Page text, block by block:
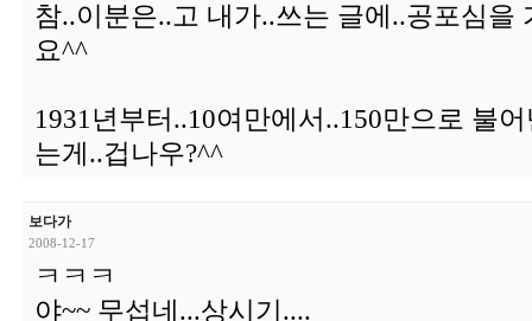
참..이분은..고 내가..쓰는 글에..공포심을
요^^
1931년부터..10여만에서..150만으로 불
는게..겁나우?^^
보다가
2008-12-17
ㅋㅋㅋ
야~~ 무섭네...상시기....